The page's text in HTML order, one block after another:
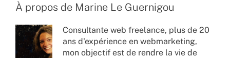
À propos de Marine Le Guernigou
Consultante web freelance, plus de 20
ans d'expérience en webmarketing,
mon objectif est de rendre la vie de